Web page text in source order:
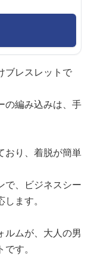
ブレスレットで
の編み込みは、手
おり、着脱が簡単
で、ビジネスシー
ます。
ルムが、大人の男
す。